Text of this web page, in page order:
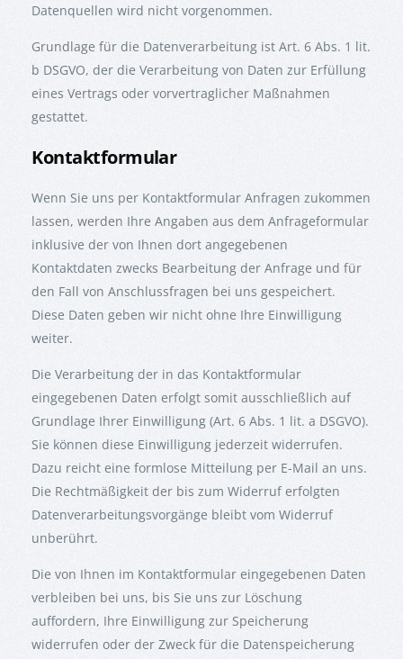
Datenquellen wird nicht vorgenommen.
Grundlage für die Datenverarbeitung ist Art. 6 Abs. 1 lit.
b DSGVO, der die Verarbeitung von Daten zur Erfüllung
eines Vertrags oder vorvertraglicher Maßnahmen
gestattet.
Kontaktformular
Wenn Sie uns per Kontaktformular Anfragen zukommen
lassen, werden Ihre Angaben aus dem Anfrageformular
inklusive der von Ihnen dort angegebenen
Kontaktdaten zwecks Bearbeitung der Anfrage und für
den Fall von Anschlussfragen bei uns gespeichert.
Diese Daten geben wir nicht ohne Ihre Einwilligung
weiter.
Die Verarbeitung der in das Kontaktformular
eingegebenen Daten erfolgt somit ausschließlich auf
Grundlage Ihrer Einwilligung (Art. 6 Abs. 1 lit. a DSGVO).
Sie können diese Einwilligung jederzeit widerrufen.
Dazu reicht eine formlose Mitteilung per E-Mail an uns.
Die Rechtmäßigkeit der bis zum Widerruf erfolgten
Datenverarbeitungsvorgänge bleibt vom Widerruf
unberührt.
Die von Ihnen im Kontaktformular eingegebenen Daten
verbleiben bei uns, bis Sie uns zur Löschung
auffordern, Ihre Einwilligung zur Speicherung
widerrufen oder der Zweck für die Datenspeicherung